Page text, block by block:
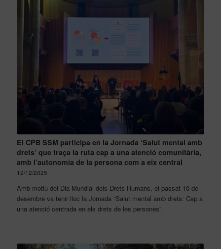
El CPB SSM participa en la Jornada ‘Salut mental amb
drets’ que traça la ruta cap a una atenció comunitària,
amb l’autonomia de la persona com a eix central
12/12/2025
Amb motiu del Dia Mundial dels Drets Humans, el passat 10 de
desembre va tenir lloc la Jornada “Salut mental amb drets: Cap a
una atenció centrada en els drets de les persones”.